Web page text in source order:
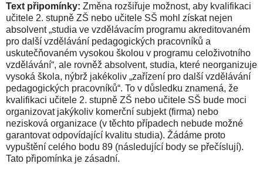
Text připomínky: Změna rozšiřuje možnost, aby kvalifikaci
učitele 2. stupně ZŠ nebo učitele SŠ mohl získat nejen
absolvent „studia ve vzdělávacím programu akreditovaném
pro další vzdělávání pedagogických pracovníků a
uskutečňovaném vysokou školou v programu celoživotního
vzdělávání“, ale rovněž absolvent, studia, které neorganizuje
vysoká škola, nýbrž jakékoliv „zařízení pro další vzdělávání
pedagogických pracovníků“. To v důsledku znamená, že
kvalifikaci učitele 2. stupně ZŠ nebo učitele SŠ bude moci
organizovat jakýkoliv komerční subjekt (firma) nebo
nezisková organizace (v těchto případech nebude možné
garantovat odpovídající kvalitu studia). Žádáme proto
vypuštění celého bodu 89 (následující body se přečíslují).
Tato připomínka je zásadní.